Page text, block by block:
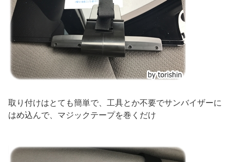
取り付けはとても簡単で、工具とか不要でサンバイザーに
はめ込んで、マジックテープを巻くだけ